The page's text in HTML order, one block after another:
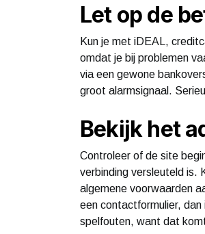
Let op de
Kun je met iDEAL,
omdat je bij problemen
via een gewone
groot alarmsignaal.
Bekijk het
Controleer of de site
verbinding versleuteld is.
algemene voorwaarden
een contactformulier,
spelfouten, want dat